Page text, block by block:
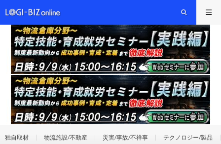
独自取材 物流施設/不動産 災害/事故/不祥事 テクノロジー/製品